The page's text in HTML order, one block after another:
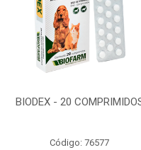
BIODEX - 20
Código: 76577